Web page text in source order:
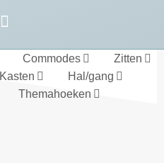
Commodes
Zitten
Kasten
Hal/gang
Themahoeken